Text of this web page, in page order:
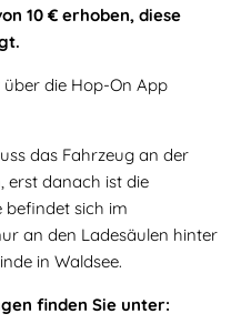
10 € erhoben, diese
die Hop-On App
das Fahrzeug an der
erst danach ist die
befindet sich im
an den Ladesäulen hinter
in Waldsee.
finden Sie unter: